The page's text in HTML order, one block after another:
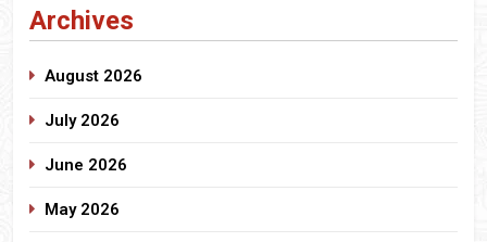
Archives
August 2026
July 2026
June 2026
May 2026